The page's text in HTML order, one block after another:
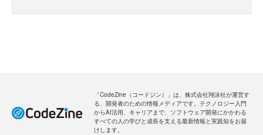
「CodeZine（コードジン）」は、株式会社翔泳社が運営す
る、開発者のための情報メディアです。テクノロジー入門
からAI活用、キャリアまで、ソフトウェア開発にかかわる
すべての人の学びと成長を支える最新情報と実践知をお届
けします。